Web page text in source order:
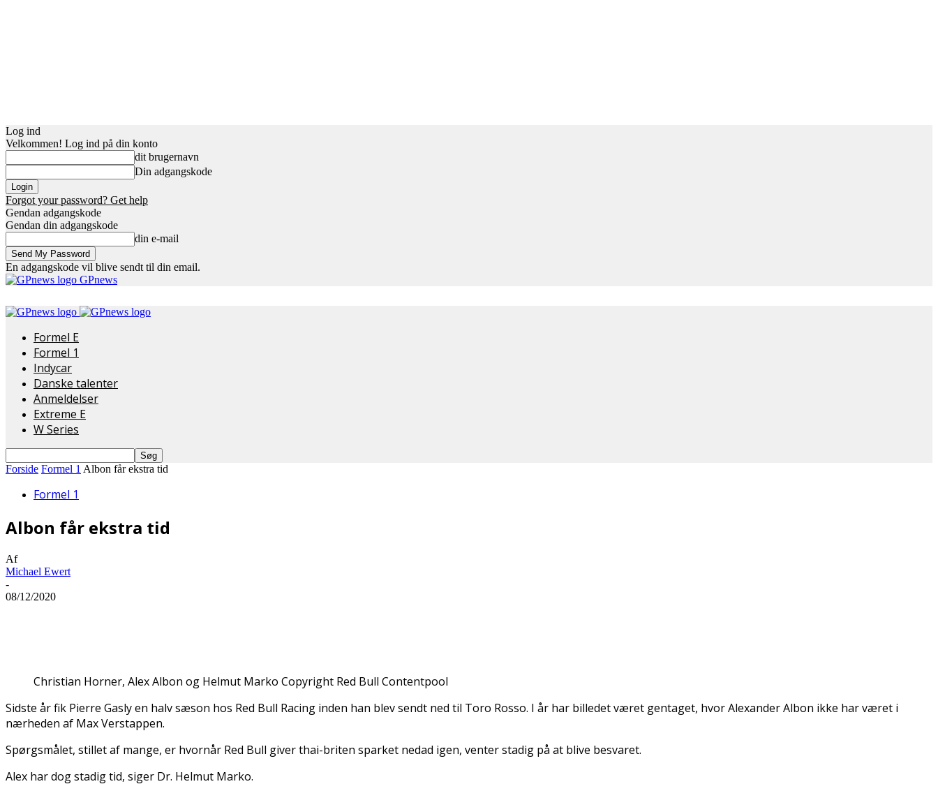
Log ind
Velkommen! Log ind på din konto
dit brugernavn
Din adgangskode
Forgot your password? Get help
Gendan adgangskode
Gendan din adgangskode
din e-mail
En adgangskode vil blive sendt til din email.
GPnews
Formel E
Formel 1
Indycar
Danske talenter
Anmeldelser
Extreme E
W Series
Forside Formel 1 Albon får ekstra tid
Formel 1
Albon får ekstra tid
Af
Michael Ewert
-
08/12/2020
Christian Horner, Alex Albon og Helmut Marko Copyright Red Bull Contentpool
Sidste år fik Pierre Gasly en halv sæson hos Red Bull Racing inden han blev sendt ned til Toro Rosso. I år har billedet været gentaget, hvor Alexander Albon ikke har været i
nærheden af Max Verstappen.
Spørgsmålet, stillet af mange, er hvornår Red Bull giver thai-briten sparket nedad igen, venter stadig på at blive besvaret.
Alex har dog stadig tid, siger Dr. Helmut Marko.